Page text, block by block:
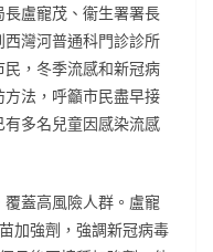
盧寵茂、衞生署署長
灣河普通科門診診所
，冬季流感和新冠病
法，呼籲市民盡早接
多名兒童因感染流感
蓋高風險人群。盧寵
加強劑，強調新冠病毒